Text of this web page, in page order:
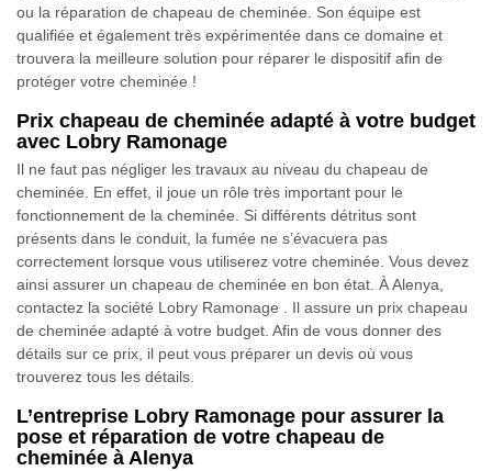
ou la réparation de chapeau de cheminée. Son équipe est
qualifiée et également très expérimentée dans ce domaine et
trouvera la meilleure solution pour réparer le dispositif afin de
protéger votre cheminée !
Prix chapeau de cheminée adapté à votre budget
avec Lobry Ramonage
Il ne faut pas négliger les travaux au niveau du chapeau de
cheminée. En effet, il joue un rôle très important pour le
fonctionnement de la cheminée. Si différents détritus sont
présents dans le conduit, la fumée ne s’évacuera pas
correctement lorsque vous utiliserez votre cheminée. Vous devez
ainsi assurer un chapeau de cheminée en bon état. À Alenya,
contactez la société Lobry Ramonage . Il assure un prix chapeau
de cheminée adapté à votre budget. Afin de vous donner des
détails sur ce prix, il peut vous préparer un devis où vous
trouverez tous les détails.
L’entreprise Lobry Ramonage pour assurer la
pose et réparation de votre chapeau de
cheminée à Alenya